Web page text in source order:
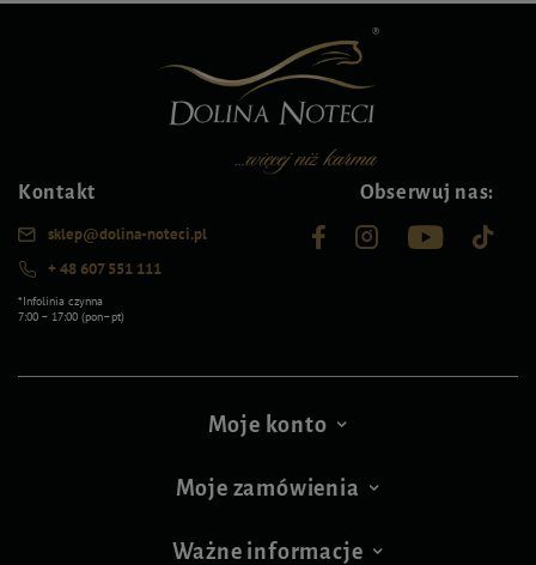
Kontakt
sklep@dolina-noteci.pl
+ 48 607 551 111
*Infolinia czynna
7:00 – 17:00 (pon–pt)
Obserwuj nas:
Moje konto
Moje zamówienia
Ważne informacje